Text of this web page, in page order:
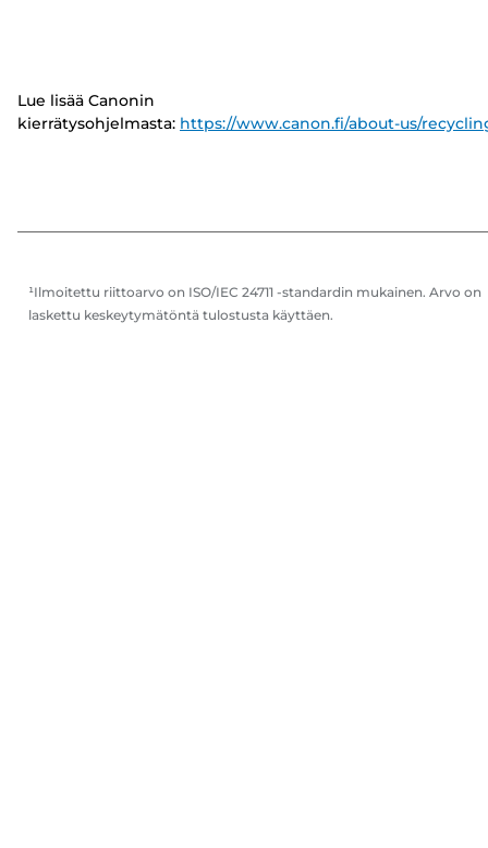
Lue lisää Canonin
kierrätysohjelmasta: https://www.canon.fi/about-us/
¹Ilmoitettu riittoarvo on ISO/IEC 24711 -standardin mukainen. Arvo on
laskettu keskeytymätöntä tulostusta käyttäen.